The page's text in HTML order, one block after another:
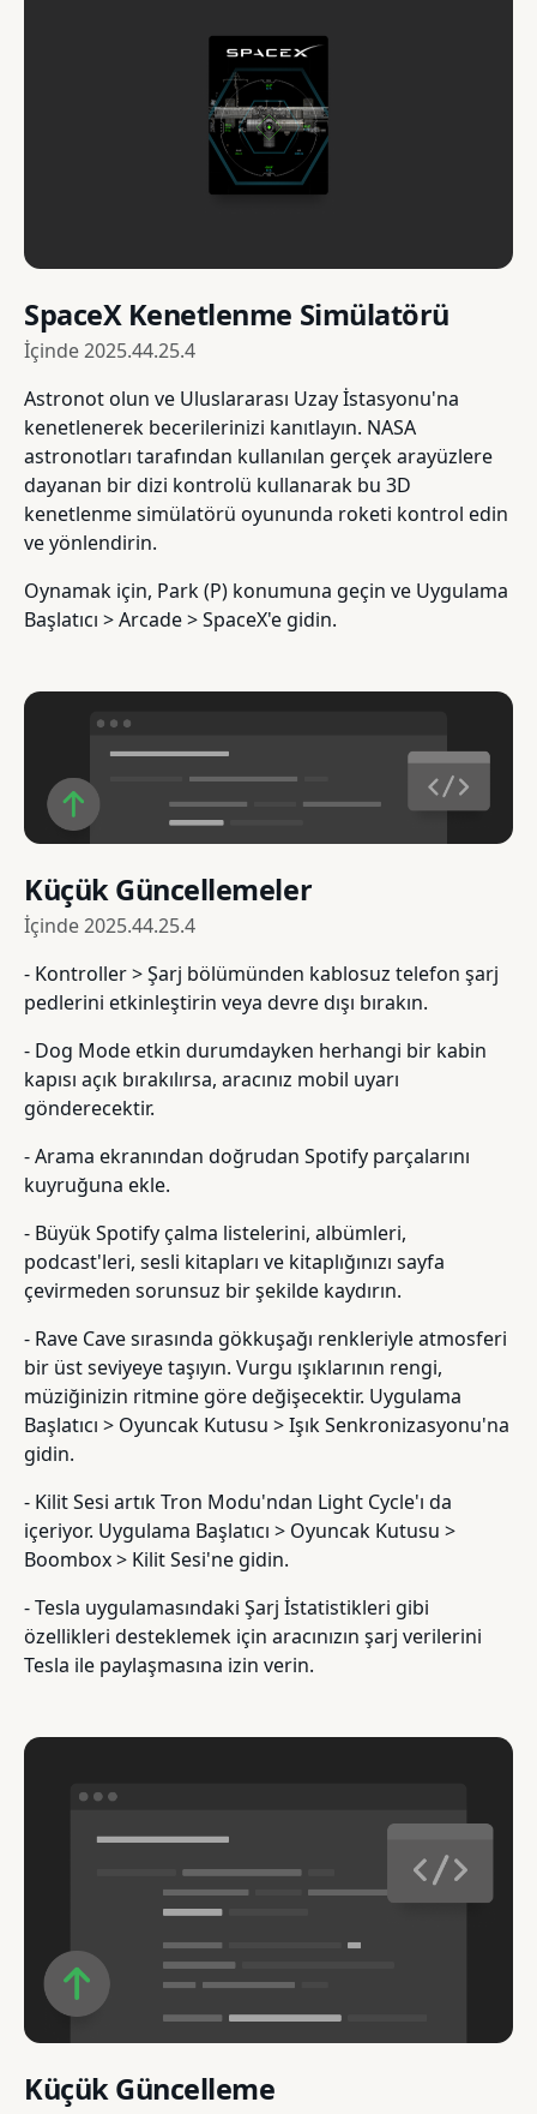
SpaceX Kenetlenme Simülatörü
İçinde2025.44.25.4
Astronot olun ve Uluslararası Uzay İstasyonu'na
kenetlenerek becerilerinizi kanıtlayın. NASA
astronotları tarafından kullanılan gerçek arayüzlere
dayanan bir dizi kontrolü kullanarak bu 3D
kenetlenme simülatörü oyununda roketi kontrol edin
ve yönlendirin.
Oynamak için, Park (P) konumuna geçin ve Uygulama
Başlatıcı > Arcade > SpaceX'e gidin.
Küçük Güncellemeler
İçinde2025.44.25.4
- Kontroller > Şarj bölümünden kablosuz telefon şarj
pedlerini etkinleştirin veya devre dışı bırakın.
- Dog Mode etkin durumdayken herhangi bir kabin
kapısı açık bırakılırsa, aracınız mobil uyarı
gönderecektir.
- Arama ekranından doğrudan Spotify parçalarını
kuyruğuna ekle.
- Büyük Spotify çalma listelerini, albümleri,
podcast'leri, sesli kitapları ve kitaplığınızı sayfa
çevirmeden sorunsuz bir şekilde kaydırın.
- Rave Cave sırasında gökkuşağı renkleriyle atmosferi
bir üst seviyeye taşıyın. Vurgu ışıklarının rengi,
müziğinizin ritmine göre değişecektir. Uygulama
Başlatıcı > Oyuncak Kutusu > Işık Senkronizasyonu'na
gidin.
- Kilit Sesi artık Tron Modu'ndan Light Cycle'ı da
içeriyor. Uygulama Başlatıcı > Oyuncak Kutusu >
Boombox > Kilit Sesi'ne gidin.
- Tesla uygulamasındaki Şarj İstatistikleri gibi
özellikleri desteklemek için aracınızın şarj verilerini
Tesla ile paylaşmasına izin verin.
Küçük Güncelleme